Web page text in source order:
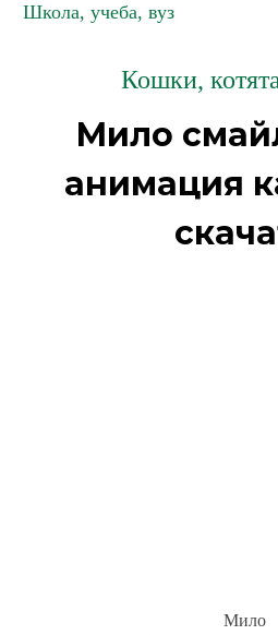
Школа, учеба, вуз
Кошки,
Мило
анимация
Мило